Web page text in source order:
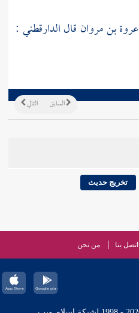
عروة بن مروان قال الدارقطني :
التالي السابق
تخريج حديث
اتصل بنا من نحن